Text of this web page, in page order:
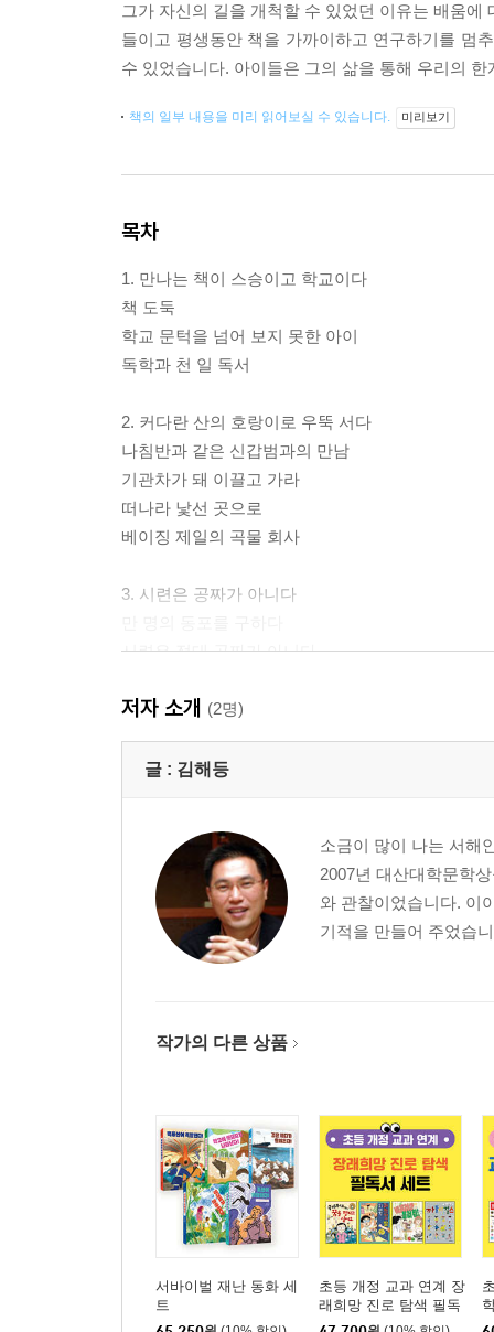
그가 자신의 길을 개척할 수 있었던 이유는 배움
들이고 평생동안 책을 가까이하고 연구하기를 멈
수 있었습니다. 아이들은 그의 삶을 통해 우리의
책의 일부 내용을 미리 읽어보실 수 있습니다. 미리보기
목차
1. 만나는 책이 스승이고 학교이다
책 도둑
학교 문턱을 넘어 보지 못한 아이
독학과 천 일 독서
2. 커다란 산의 호랑이로 우뚝 서다
나침반과 같은 신갑범과의 만남
기관차가 돼 이끌고 가라
떠나라 낯선 곳으로
베이징 제일의 곡물 회사
3. 시련은 공짜가 아니다
시련은 절대 공짜가 아니다
빌딩을 자르라니?
4. 사람은 책을 만들고 책은 사람을 만든다
광화문글판에 향기를 남기고
저자 소개 (2명)
글 : 김해등
소금이 많이 나는 서해
2007년 대산대학문학
와 관찰이었습니다. 이
기적을 만들어 주었습
작가의 다른 상품
서바이벌 재난 동화 세
트
초등 개정 교과 연계 장
래희망 진로 탐색 필독
서 세트